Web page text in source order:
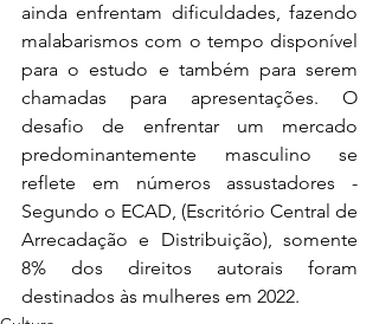
ainda enfrentam dificuldades, fazendo
malabarismos com o tempo disponível
para o estudo e também para serem
chamadas para apresentações. O
desafio de enfrentar um mercado
predominantemente masculino se
reflete em números assustadores -
Segundo o ECAD, (Escritório Central de
Arrecadação e Distribuição), somente
8% dos direitos autorais foram
destinados às mulheres em 2022.